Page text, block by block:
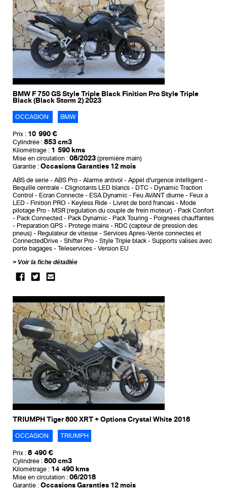
BMW F 750 GS Style Triple Black Finition Pro Style Triple
Black (Black Storm 2) 2023
OCCASION BMW
Prix : 10 990 €
Cylindrée : 853 cm3
Kilométrage : 1 590 kms
Mise en circulation : 08/2023 (première main)
Garantie : Occasions Garanties 12 mois
ABS de serie ABS Pro Alarme antivol
Appel d'urgence intelligent
Bequille centrale
Clignotants LED blancs
DTC - Dynamic Traction
Control
Ecran Connecte ESA Dynamic Feu AVANT diurne
Feux a
LED
Finition PRO Keyless Ride Livret de bord francais
Mode
pilotage Pro
MSR (regulation du couple de frein moteur)
Pack Confort
Pack Connected
Pack Dynamic Pack Touring
Poignees chauffantes
Preparation GPS
Protege mains
RDC (capteur de pression des
pneus)
Regulateur de vitesse
Services Apres-Vente connectes et
ConnectedDrive
Shifter Pro Style Triple black
Supports valises avec
porte bagages
Teleservices
Version EU
Voir la fiche détaillée
TRIUMPH Tiger 800 XRT + Options Crystal White 2018
OCCASION TRIUMPH
Prix : 8 490 €
Cylindrée : 800 cm3
Kilométrage : 14 490 kms
Mise en circulation : 06/2018
Garantie : Occasions Garanties 12 mois